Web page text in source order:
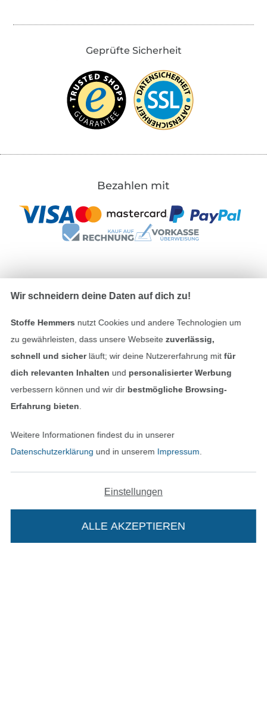
In deinen Warenkorb
Geprüfte Sicherheit
Bezahlen mit
Unsere Versandpartner
Impressum
Datenschutz
Kontakt
Bestellung widerrufen
In den deutschen Shop wechseln (aktuell
Wir schneidern deine Daten auf dich zu!
Stoffe Hemmers nutzt Cookies und andere Technologien um
zu gewährleisten, dass unsere Webseite zuverlässig,
schnell und sicherläuft; wir deine Nutzererfahrung mitfür
dich relevanten Inhalten und personalisierter Werbung
verbessern können und wir dir bestmögliche Browsing-
Erfahrung bieten
Weitere Informationen findest du in unserer
Datenschutzerklärung und in unserem Impressum
Einstellungen
ALLE AKZEPTIEREN